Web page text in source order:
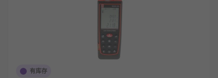
精准距离测量：可测量从几厘米到数百米不等
的距离，测量精度可达毫米级，能满足日常家
用、工程施工等不同场景下的精准测距需求。
面积与体积核算：通过测量长度、宽度等基础
有库存